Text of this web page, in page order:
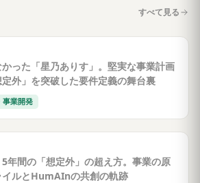
すべて見る
った「星乃ありす」。堅実な事業計画
外」を突破した要件定義の舞台裏
事業開発
年間の「想定外」の超え方。事業の原
イルとHumAInの共創の軌跡